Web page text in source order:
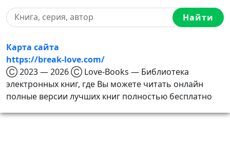
Найти
Карта сайта
https://break-love.com/
Ⓒ 2023 — 2026 Ⓒ Love-Books — Библиотека
электронных книг, где Вы можете читать онлайн
полные версии лучших книг полностью бесплатно